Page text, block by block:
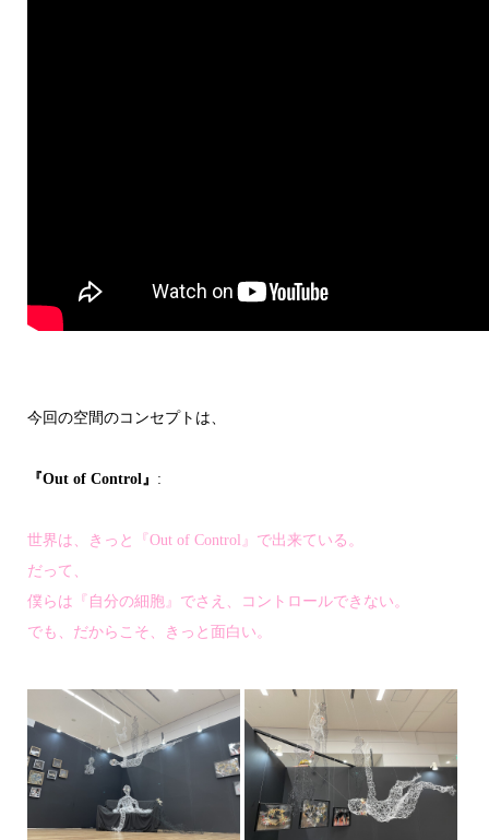
今回の空間のコンセプトは、
『Out of Control』 :
世界は、きっと『Out of Control』で出来ている。
だって、
僕らは『自分の細胞』でさえ、コントロールできない。
でも、だからこそ、きっと面白い。